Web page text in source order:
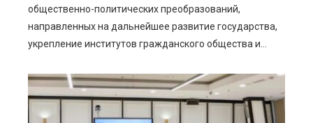
общественно-политических преобразований,
направленных на дальнейшее развитие государства,
укрепление институтов гражданского общества и...